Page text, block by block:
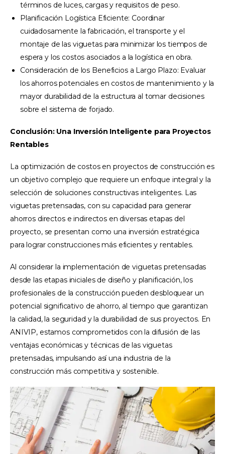
términos de luces, cargas y requisitos de peso.
Planificación Logística Eficiente: Coordinar
cuidadosamente la fabricación, el transporte y el
montaje de las viguetas para minimizar los tiempos de
espera y los costos asociados a la logística en obra.
Consideración de los Beneficios a Largo Plazo: Evaluar
los ahorros potenciales en costos de mantenimiento y la
mayor durabilidad de la estructura al tomar decisiones
sobre el sistema de forjado.
Conclusión: Una Inversión Inteligente para Proyectos
Rentables
La optimización de costos en proyectos de construcción es
un objetivo complejo que requiere un enfoque integral y la
selección de soluciones constructivas inteligentes. Las
viguetas pretensadas, con su capacidad para generar
ahorros directos e indirectos en diversas etapas del
proyecto, se presentan como una inversión estratégica
para lograr construcciones más eficientes y rentables.
Al considerar la implementación de viguetas pretensadas
desde las etapas iniciales de diseño y planificación, los
profesionales de la construcción pueden desbloquear un
potencial significativo de ahorro, al tiempo que garantizan
la calidad, la seguridad y la durabilidad de sus proyectos. En
ANIVIP, estamos comprometidos con la difusión de las
ventajas económicas y técnicas de las viguetas
pretensadas, impulsando así una industria de la
construcción más competitiva y sostenible.